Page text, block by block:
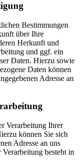
Bestimmungen
über Ihre
Herkunft und
und ggf. ein
Daten. Hierzu sowie
Daten können
Adresse an
Verarbeitung Ihrer
können Sie sich
Adresse an uns
besteht in